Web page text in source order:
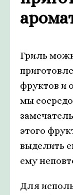
Гриль
фруктов и
мы
этого
выделить
ему
Для